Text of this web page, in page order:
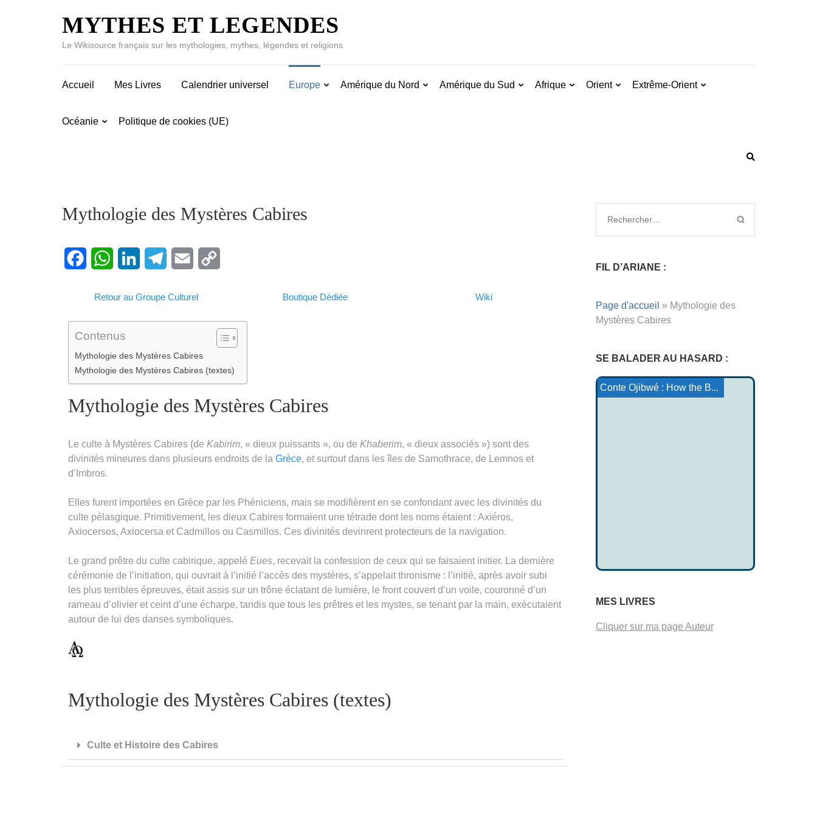
MYTHES ET LEGENDES
Le Wikisource français sur les mythologies, mythes, légendes et religions
Accueil Mes Livres Calendrier universel Europe Amérique du Nord Amérique du Sud Afrique Orient Extrême-Orient
Océanie Politique de cookies (UE)
Mythologie des Mystères Cabires
Retour au Groupe Culturel Boutique Dédiée Wiki
Contenus
Mythologie des Mystères Cabires
Mythologie des Mystères Cabires (textes)
Mythologie des Mystères Cabires
Le culte à Mystères Cabires (de Kabirim, « dieux puissants », ou de Khaberim, « dieux associés ») sont des
divinités mineures dans plusieurs endroits de la Grèce, et surtout dans les îles de Samothrace, de Lemnos et
d’Imbros.
Elles furent importées en Grèce par les Phéniciens, mais se modifièrent en se confondant avec les divinités du
culte pélasgique. Primitivement, les dieux Cabires formaient une tétrade dont les noms étaient : Axiéros,
Axiocersos, Axiocersa et Cadmillos ou Casmillos. Ces divinités devinrent protecteurs de la navigation.
Le grand prêtre du culte cabirique, appelé Eues, recevait la confession de ceux qui se faisaient initier. La dernière
cérémonie de l’initiation, qui ouvrait à l’initié l’accès des mystères, s’appelait thronisme : l’initié, après avoir subi
les plus terribles épreuves, était assis sur un trône éclatant de lumière, le front couvert d’un voile, couronné d’un
rameau d’olivier et ceint d’une écharpe, tandis que tous les prêtres et les mystes, se tenant par la main, exécutaient
autour de lui des danses symboliques.
Mythologie des Mystères Cabires (textes)
Culte et Histoire des Cabires
FIL D’ARIANE :
Page d'accueil » Mythologie des
Mystères Cabires
SE BALADER AU HASARD :
Le Morte d'Arthur
La Mort de Cet Mac Magach
La Prise du Sid
Conte Haida : Mother Bear...
Princesse Matatia
Le mythe Māui
Conte Ojibwé : How the B...
MES LIVRES
Cliquer sur ma page Auteur